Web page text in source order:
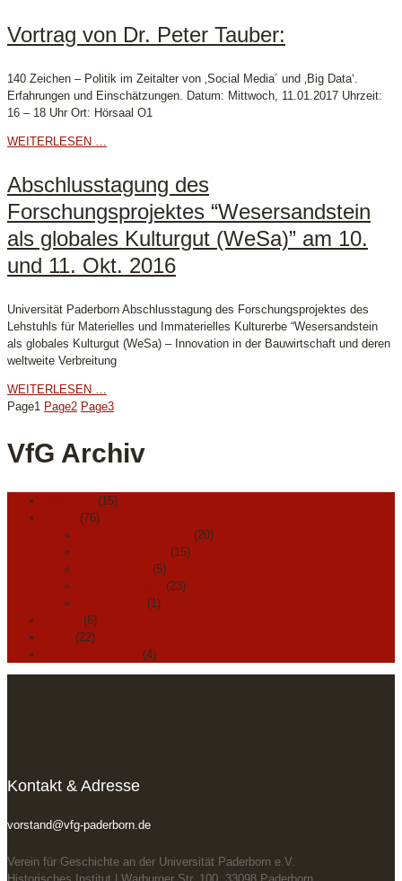
Vortrag von Dr. Peter Tauber:
140 Zeichen – Politik im Zeitalter von ‚Social Media´ und ‚Big Data‘.
Erfahrungen und Einschätzungen. Datum: Mittwoch, 11.01.2017 Uhrzeit:
16 – 18 Uhr Ort: Hörsaal O1
WEITERLESEN …
Abschlusstagung des
Forschungsprojektes “Wesersandstein
als globales Kulturgut (WeSa)” am 10.
und 11. Okt. 2016
Universität Paderborn Abschlusstagung des Forschungsprojektes des
Lehstuhls für Materielles und Immaterielles Kulturerbe “Wesersandstein
als globales Kulturgut (WeSa) – Innovation in der Bauwirtschaft und deren
weltweite Verbreitung
WEITERLESEN …
Page1 Page2 Page3
VfG Archiv
(15)
(76)
(20)
(15)
(5)
(23)
(1)
(6)
(22)
(4)
Kontakt & Adresse
vorstand@vfg-paderborn.de
Verein für Geschichte an der Universität Paderborn e.V.